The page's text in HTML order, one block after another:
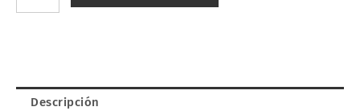
Descripción